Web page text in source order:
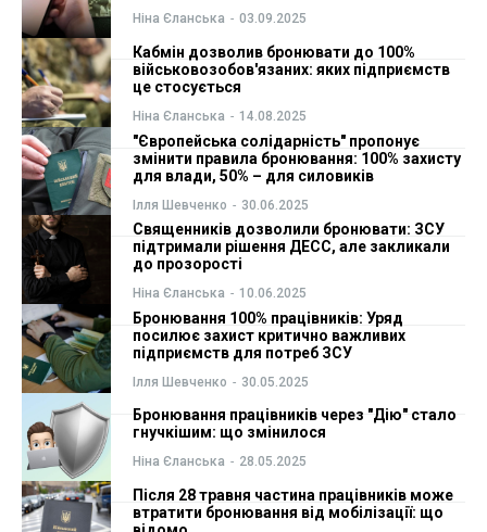
Ми в соц. мережах
Ми в соц. мережах
Ніна Єланська - 03.09.2025
Кабмін дозволив бронювати до 100%
військовозобов'язаних: яких підприємств
це стосується
Ніна Єланська - 14.08.2025
"Європейська солідарність" пропонує
змінити правила бронювання: 100% захисту
для влади, 50% – для силовиків
Ілля Шевченко - 30.06.2025
Священників дозволили бронювати: ЗСУ
підтримали рішення ДЕСС, але закликали
до прозорості
Ніна Єланська - 10.06.2025
Бронювання 100% працівників: Уряд
посилює захист критично важливих
підприємств для потреб ЗСУ
Ілля Шевченко - 30.05.2025
Бронювання працівників через "Дію" стало
гнучкішим: що змінилося
Ніна Єланська - 28.05.2025
Після 28 травня частина працівників може
втратити бронювання від мобілізації: що